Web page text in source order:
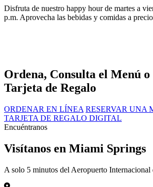
Disfruta de nuestro happy hour de martes a
p.m. Aprovecha las bebidas y comidas a
Ordena, Consulta el Menú
Tarjeta de Regalo
ORDENAR EN LÍNEA RESERVAR UNA
TARJETA DE REGALO DIGITAL
Encuéntranos
Visítanos en Miami Springs
A solo 5 minutos del Aeropuerto Internacional